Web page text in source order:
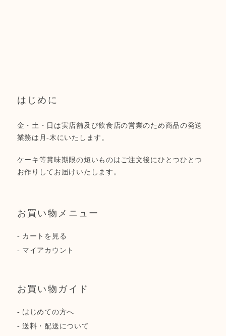
はじめに
金・土・日は実店舗及び飲食店の営業のため商品の発送
業務は月-木にいたします。
ケーキ等賞味期限の短いものはご注文後にひとつひとつ
お作りしてお届けいたします。
お買い物メニュー
- カートを見る
- マイアカウント
お買い物ガイド
- はじめての方へ
- 送料・配送について